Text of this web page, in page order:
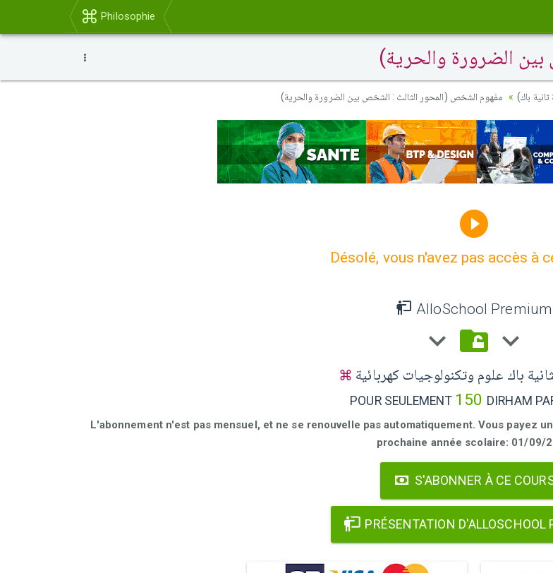
Philosophie
الضرورة والحرية)
باك) مفهوم الشخص (المحور الثالث : الشخص بين الضرورة والحرية)
Désolé, vous n'avez pas accès à
AlloSchool Premium
باك علوم وتكنولوجيات كهربائية
POUR SEULEMENT 150 DIRHAM
L'abonnement n'est pas mensuel, et ne se renouvelle pas automatiquement. Vous payez
prochaine année scolaire: 01/09/
S'ABONNER À CE
PRÉSENTATION D'ALLOSCHOOL